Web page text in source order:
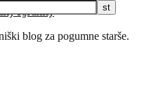
blog za pogumne starše.